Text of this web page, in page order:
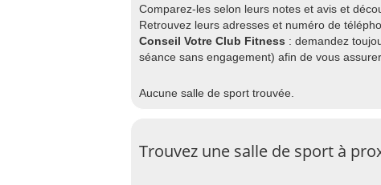
Comparez-les selon leurs notes et avis et
Retrouvez leurs adresses et numéro de
Conseil Votre Club Fitness : demandez
séance sans engagement) afin de vous
Aucune salle de sport trouvée.
Trouvez une salle de sport à